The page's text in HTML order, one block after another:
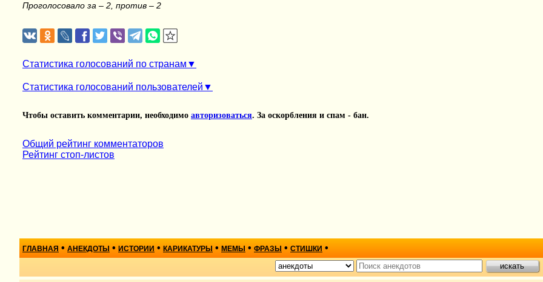
Проголосовало за – 2, против – 2
Статистика голосований по странам
Статистика голосований пользователей
Чтобы оставить комментарии, необходимо авторизоваться. За оскорбления и спам - бан.
Общий рейтинг комментаторов
Рейтинг стоп-листов
ГЛАВНАЯ • АНЕКДОТЫ • ИСТОРИИ • КАРИКАТУРЫ • МЕМЫ • ФРАЗЫ • СТИШКИ •